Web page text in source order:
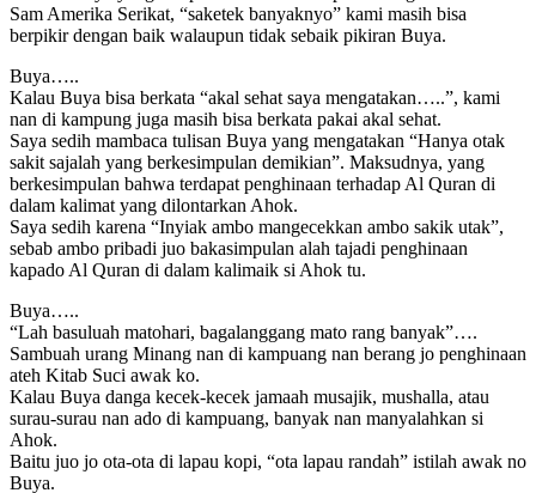
Sam Amerika Serikat, “saketek banyaknyo” kami masih bisa
berpikir dengan baik walaupun tidak sebaik pikiran Buya.
Buya…..
Kalau Buya bisa berkata “akal sehat saya mengatakan…..”, kami
nan di kampung juga masih bisa berkata pakai akal sehat.
Saya sedih mambaca tulisan Buya yang mengatakan “Hanya otak
sakit sajalah yang berkesimpulan demikian”. Maksudnya, yang
berkesimpulan bahwa terdapat penghinaan terhadap Al Quran di
dalam kalimat yang dilontarkan Ahok.
Saya sedih karena “Inyiak ambo mangecekkan ambo sakik utak”,
sebab ambo pribadi juo bakasimpulan alah tajadi penghinaan
kapado Al Quran di dalam kalimaik si Ahok tu.
Buya…..
“Lah basuluah matohari, bagalanggang mato rang banyak”….
Sambuah urang Minang nan di kampuang nan berang jo penghinaan
ateh Kitab Suci awak ko.
Kalau Buya danga kecek-kecek jamaah musajik, mushalla, atau
surau-surau nan ado di kampuang, banyak nan manyalahkan si
Ahok.
Baitu juo jo ota-ota di lapau kopi, “ota lapau randah” istilah awak no
Buya.